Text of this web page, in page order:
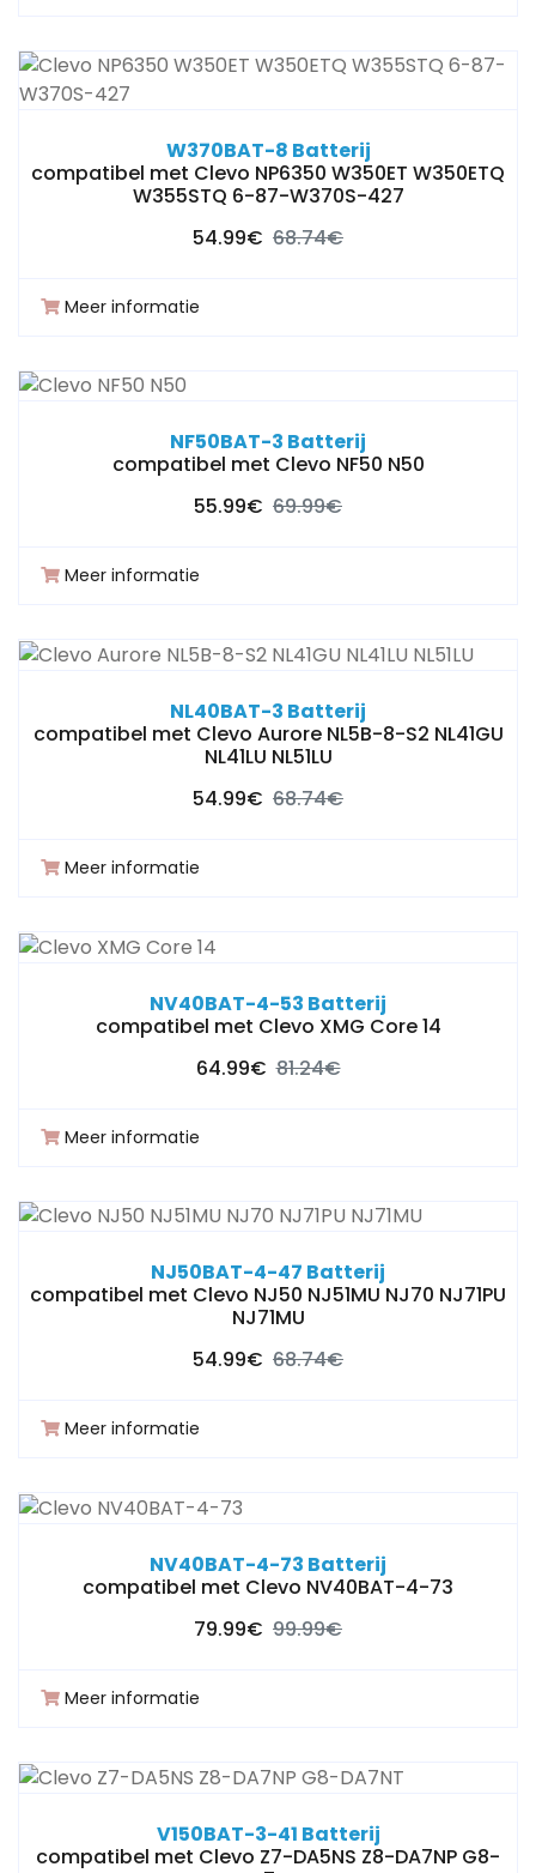
W370BAT-8 Batterij
compatibel met Clevo NP6350 W350ET W350ETQ
W355STQ 6-87-W370S-427
54.99€ 68.74€
Meer informatie
NF50BAT-3 Batterij
compatibel met Clevo NF50 N50
55.99€ 69.99€
Meer informatie
NL40BAT-3 Batterij
compatibel met Clevo Aurore NL5B-8-S2 NL41GU
NL41LU NL51LU
54.99€ 68.74€
Meer informatie
NV40BAT-4-53 Batterij
compatibel met Clevo XMG Core 14
64.99€ 81.24€
Meer informatie
NJ50BAT-4-47 Batterij
compatibel met Clevo NJ50 NJ51MU NJ70 NJ71PU
NJ71MU
54.99€ 68.74€
Meer informatie
NV40BAT-4-73 Batterij
compatibel met Clevo NV40BAT-4-73
79.99€ 99.99€
Meer informatie
V150BAT-3-41 Batterij
compatibel met Clevo Z7-DA5NS Z8-DA7NP G8-